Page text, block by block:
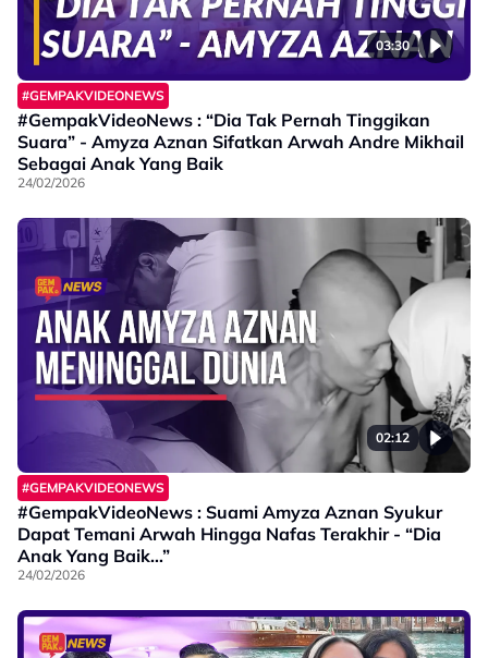
03:30
#GEMPAKVIDEONEWS
#GempakVideoNews : “Dia Tak Pernah Tinggikan
Suara” - Amyza Aznan Sifatkan Arwah Andre Mikhail
Sebagai Anak Yang Baik
24/02/2026
02:12
#GEMPAKVIDEONEWS
#GempakVideoNews : Suami Amyza Aznan Syukur
Dapat Temani Arwah Hingga Nafas Terakhir - “Dia
Anak Yang Baik…”
24/02/2026